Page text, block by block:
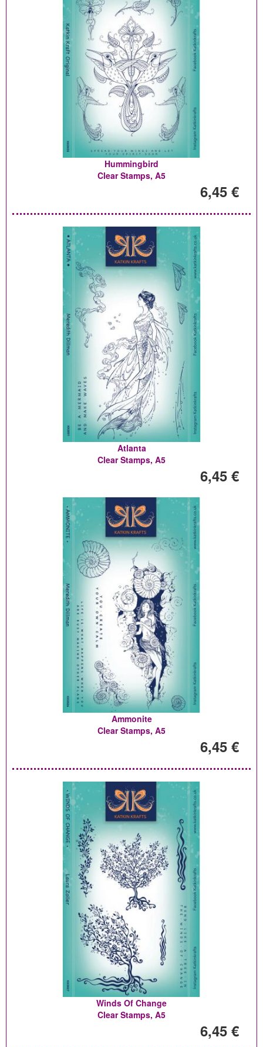
Hummingbird
Clear Stamps, A5
6,45 €
Atlanta
Clear Stamps, A5
6,45 €
Ammonite
Clear Stamps, A5
6,45 €
Winds Of Change
Clear Stamps, A5
6,45 €